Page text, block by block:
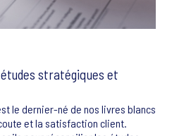
stratégiques et
le dernier-né de nos livres blancs
et la satisfaction client.